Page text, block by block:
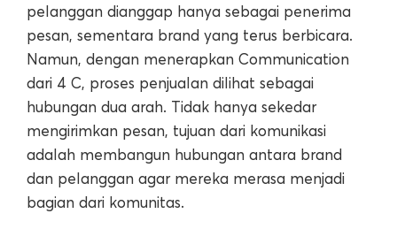
pelanggan dianggap hanya sebagai penerima
pesan, sementara brand yang terus berbicara.
Namun, dengan menerapkan Communication
dari 4 C, proses penjualan dilihat sebagai
hubungan dua arah. Tidak hanya sekedar
mengirimkan pesan, tujuan dari komunikasi
adalah membangun hubungan antara brand
dan pelanggan agar mereka merasa menjadi
bagian dari komunitas.